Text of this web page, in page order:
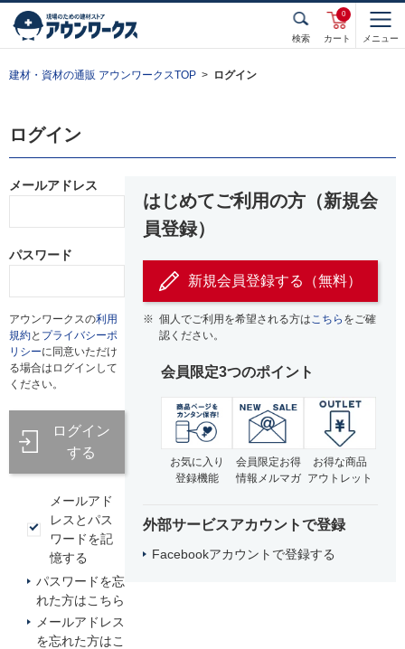
検索 カート
0
メニュー
建材・資材の通販 アウンワークスTOP ログイン
ログイン
メールアドレス
パスワード
アウンワークスの利用
規約と プライバシーポ
リシーに同意いただけ
る場合はログインして
ください。
ログイン
する
メールアド
レスとパス
ワードを記
憶する
パスワードを忘
れた方はこちら
メールアドレス
を忘れた方はこ
はじめてご利用の方（新規会
員登録）
新規会員登録する（無料）
※ 個人でご利用を希望される方はこちら をご確
認ください。
会員限定3つのポイント
お気に入り
登録機能
会員限定お得
情報メルマガ
お得な商品
アウトレット
外部サービスアカウントで登録
Facebookアカウントで登録する